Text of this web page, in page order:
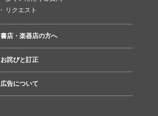
リクエスト
書店・楽器店の方へ
お詫びと訂正
広告について